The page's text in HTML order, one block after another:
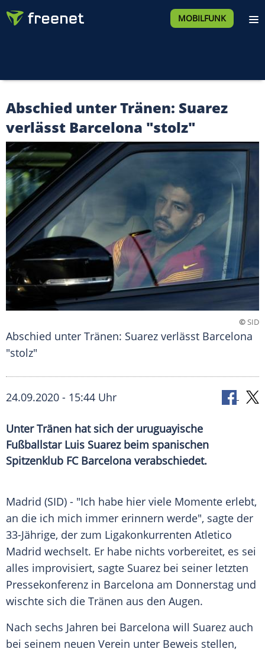
MOBILFUNK
Abschied unter Tränen: Suarez
verlässt Barcelona "stolz"
©SID
Abschied unter Tränen: Suarez verlässt Barcelona
"stolz"
24.09.2020 - 15:44 Uhr
Unter Tränen hat sich der uruguayische
Fußballstar Luis Suarez beim spanischen
Spitzenklub FC Barcelona verabschiedet.
Madrid (SID) - "Ich habe hier viele Momente erlebt,
an die ich mich immer erinnern werde", sagte der
33-Jährige, der zum Ligakonkurrenten Atletico
Madrid wechselt. Er habe nichts vorbereitet, es sei
alles improvisiert, sagte Suarez bei seiner letzten
Pressekonferenz in Barcelona am Donnerstag und
wischte sich die Tränen aus den Augen.
Nach sechs Jahren bei Barcelona will Suarez auch
bei seinem neuen Verein unter Beweis stellen,